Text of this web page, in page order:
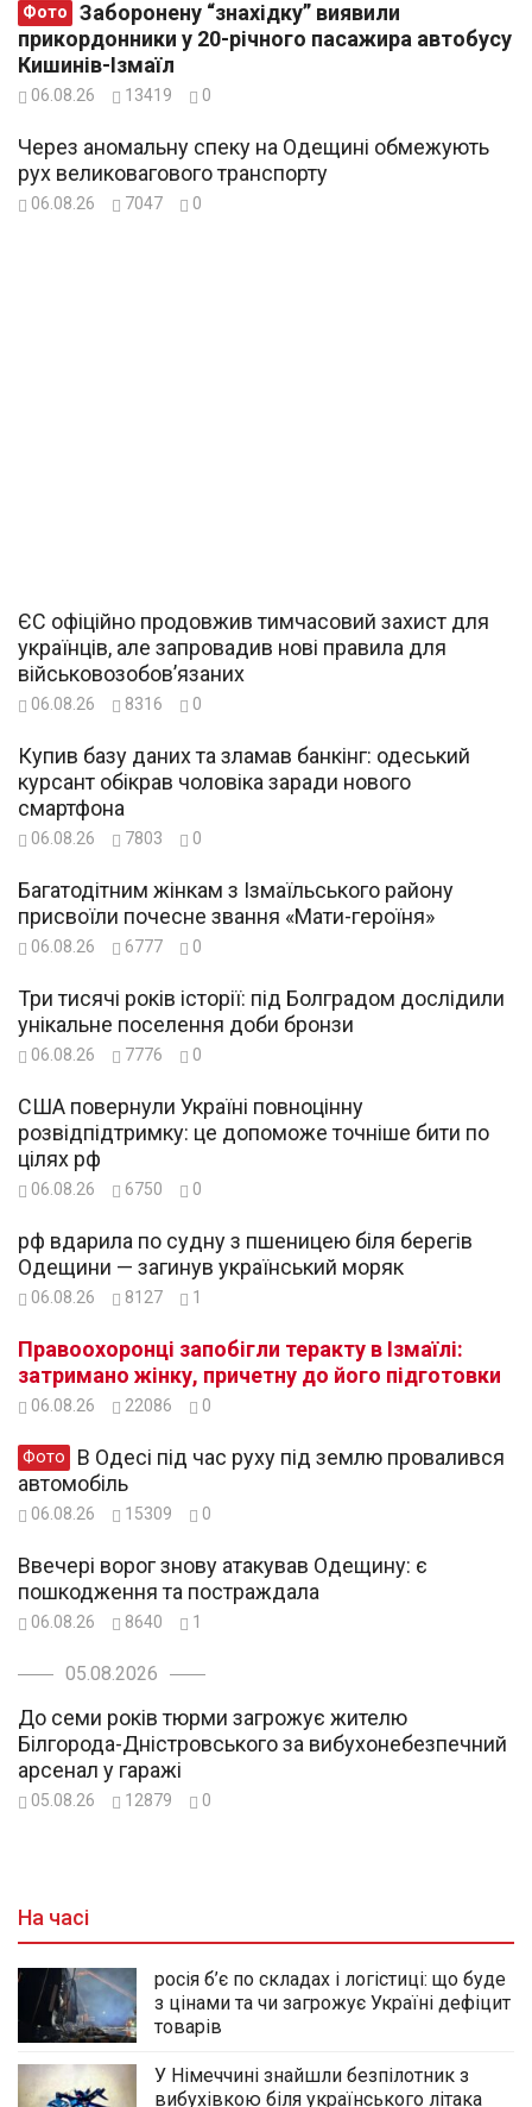
Фото
прикордонники у 20-річного пасажира автобусу
Кишинів-Ізмаїл
06.08.26 13419 0
Через аномальну спеку на Одещині обмежують
рух великовагового транспорту
06.08.26 7047 0
ЄС офіційно продовжив тимчасовий захист для
українців, але запровадив нові правила для
військовозобов’язаних
06.08.26 8316 0
Купив базу даних та зламав банкінг: одеський
курсант обікрав чоловіка заради нового
смартфона
06.08.26 7803 0
Багатодітним жінкам з Ізмаїльського району
присвоїли почесне звання «Мати-героїня»
06.08.26 6777 0
Три тисячі років історії: під Болградом дослідили
унікальне поселення доби бронзи
06.08.26 7776 0
США повернули Україні повноцінну
розвідпідтримку: це допоможе точніше бити по
цілях рф
06.08.26 6750 0
рф вдарила по судну з пшеницею біля берегів
Одещини — загинув український моряк
06.08.26 8127 1
Правоохоронці запобігли теракту в Ізмаїлі:
затримано жінку, причетну до його підготовки
06.08.26 22086 0
Фото
автомобіль
06.08.26 15309 0
Ввечері ворог знову атакував Одещину: є
пошкодження та постраждала
06.08.26 8640 1
05.08.2026
До семи років тюрми загрожує жителю
Білгорода-Дністровського за вибухонебезпечний
арсенал у гаражі
05.08.26 12879 0
На часі
росія б’є по складах і логістиці: що буде
з цінами та чи загрожує Україні дефіцит
товарів
У Німеччині знайшли безпілотник з
вибухівкою біля українського літака